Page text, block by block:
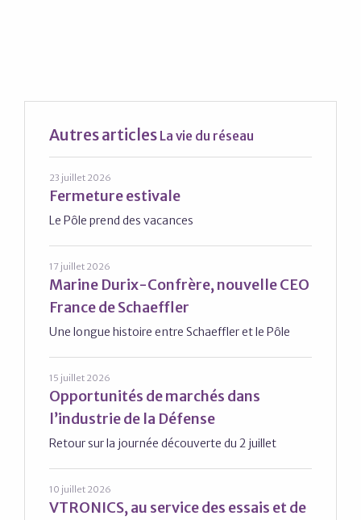
Autres articles La vie du réseau
23 juillet 2026
Fermeture estivale
Le Pôle prend des vacances
17 juillet 2026
Marine Durix-Confrère, nouvelle CEO
France de Schaeffler
Une longue histoire entre Schaeffler et le Pôle
15 juillet 2026
Opportunités de marchés dans
l’industrie de la Défense
Retour sur la journée découverte du 2 juillet
10 juillet 2026
VTRONICS, au service des essais et de